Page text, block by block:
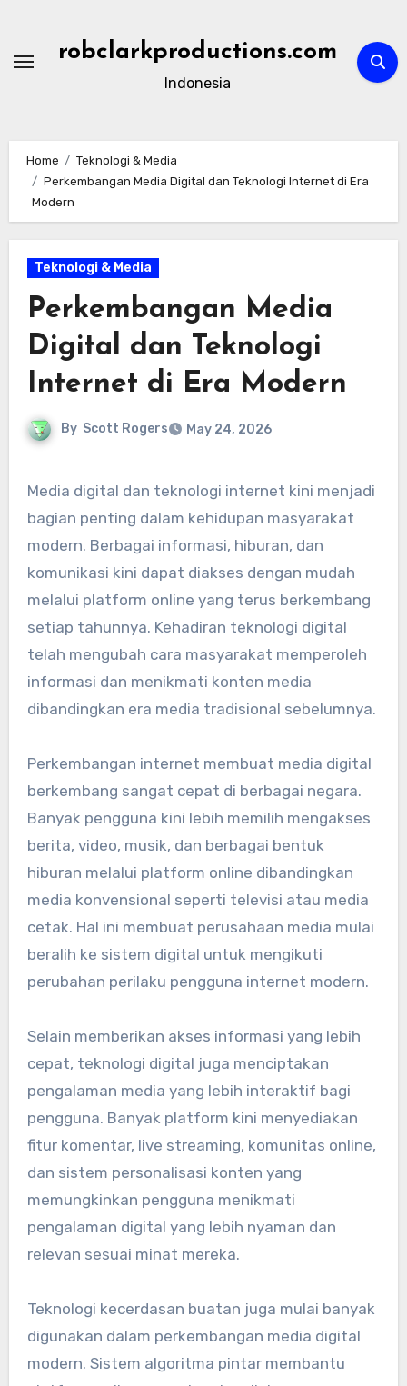
content
robclarkproductions.com
Indonesia
Home
Teknologi & Media
Perkembangan Media Digital dan Teknologi Internet di Era
Modern
Teknologi & Media
Perkembangan Media
Digital dan Teknologi
Internet di Era Modern
By Scott Rogers May 24, 2026
Media digital dan teknologi internet kini menjadi
bagian penting dalam kehidupan masyarakat
modern. Berbagai informasi, hiburan, dan
komunikasi kini dapat diakses dengan mudah
melalui platform online yang terus berkembang
setiap tahunnya. Kehadiran teknologi digital
telah mengubah cara masyarakat memperoleh
informasi dan menikmati konten media
dibandingkan era media tradisional sebelumnya.
Perkembangan internet membuat media digital
berkembang sangat cepat di berbagai negara.
Banyak pengguna kini lebih memilih mengakses
berita, video, musik, dan berbagai bentuk
hiburan melalui platform online dibandingkan
media konvensional seperti televisi atau media
cetak. Hal ini membuat perusahaan media mulai
beralih ke sistem digital untuk mengikuti
perubahan perilaku pengguna internet modern.
Selain memberikan akses informasi yang lebih
cepat, teknologi digital juga menciptakan
pengalaman media yang lebih interaktif bagi
pengguna. Banyak platform kini menyediakan
fitur komentar, live streaming, komunitas online,
dan sistem personalisasi konten yang
memungkinkan pengguna menikmati
pengalaman digital yang lebih nyaman dan
relevan sesuai minat mereka.
Teknologi kecerdasan buatan juga mulai banyak
digunakan dalam perkembangan media digital
modern. Sistem algoritma pintar membantu